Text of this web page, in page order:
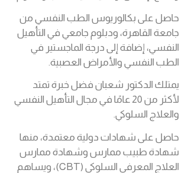
حاصل على بكالوريوس الطب النفسي من
جامعة القاهرة، ودبلوم جامعي في التأهيل
النفسي، إضافة إلى درجة الماجستير في
الطب النفسي والأمراض العصبية.
يمتلك الدكتور شعبان فضل خبرة تمتد
لأكثر من 20 عامًا في مجال التأهيل النفسي
والعلاج السلوكي.
حاصل على شهادات دولية معتمدة، منها
شهادة طبيب ممارس وشهادة ممارس
العلاج المعرفي السلوكي (CBT)، ويساهم